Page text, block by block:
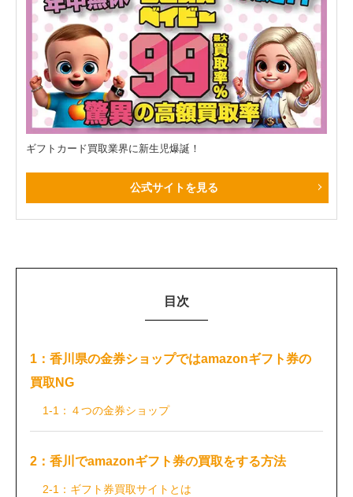
ギフトカード買取業界に新生児爆誕！
公式サイトを見る
目次
1：香川県の金券ショップではamazonギフト券の
買取NG
1-1：４つの金券ショップ
2：香川でamazonギフト券の買取をする方法
2-1：ギフト券買取サイトとは